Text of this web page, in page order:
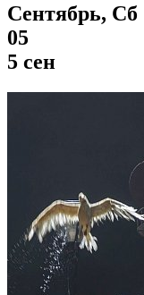
Сентябрь, Сб
05
5 сен